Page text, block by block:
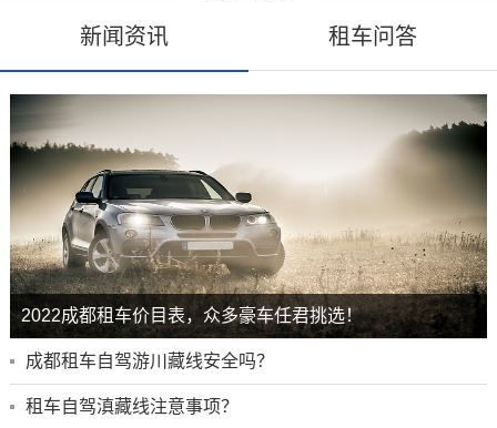
新闻资讯 租车问答
2022成都租车价目表，众多豪车任君挑选！
成都租车自驾游川藏线安全吗？
租车自驾滇藏线注意事项？